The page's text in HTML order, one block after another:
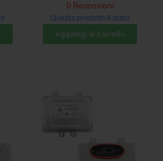
0 Recensioni
Questo prodotto è stato
acquistato: 20 volte
Aggiungi al carrello